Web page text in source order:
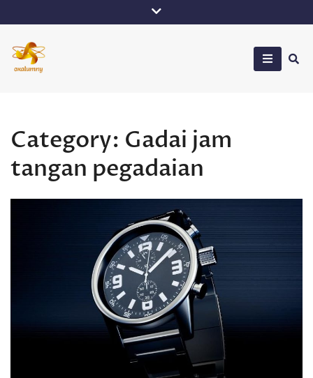
to
content
Category: Gadai jam
tangan pegadaian